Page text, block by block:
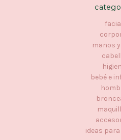
manos
bebé e
ideas